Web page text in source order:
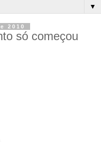
▼
2010
só começou